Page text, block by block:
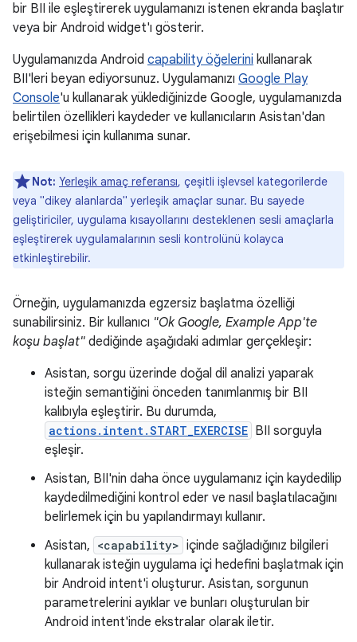
bir BII ile eşleştirerek uygulamanızı istenen ekranda başlatır
veya bir Android widget'ı gösterir.
Uygulamanızda Android capability öğelerini kullanarak
BII'leri beyan ediyorsunuz. Uygulamanızı Google Play
Console'u kullanarak yüklediğinizde Google, uygulamanızda
belirtilen özellikleri kaydeder ve kullanıcıların Asistan'dan
erişebilmesi için kullanıma sunar.
Not: Yerleşik amaç referansı, çeşitli işlevsel kategorilerde
veya "dikey alanlarda" yerleşik amaçlar sunar. Bu sayede
geliştiriciler, uygulama kısayollarını desteklenen sesli amaçlarla
eşleştirerek uygulamalarının sesli kontrolünü kolayca
etkinleştirebilir.
Örneğin, uygulamanızda egzersiz başlatma özelliği
sunabilirsiniz. Bir kullanıcı "Ok Google, Example App'te
koşu başlat" dediğinde aşağıdaki adımlar gerçekleşir:
Asistan, sorgu üzerinde doğal dil analizi yaparak
isteğin semantiğini önceden tanımlanmış bir BII
kalıbıyla eşleştirir. Bu durumda,
actions.intent.START_EXERCISE BII sorguyla
eşleşir.
Asistan, BII'nin daha önce uygulamanız için kaydedilip
kaydedilmediğini kontrol eder ve nasıl başlatılacağını
belirlemek için bu yapılandırmayı kullanır.
Asistan, <capability> içinde sağladığınız bilgileri
kullanarak isteğin uygulama içi hedefini başlatmak için
bir Android intent'i oluşturur. Asistan, sorgunun
parametrelerini ayıklar ve bunları oluşturulan bir
Android intent'inde ekstralar olarak iletir.